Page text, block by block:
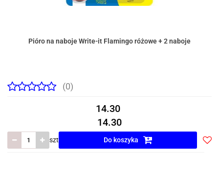
Pióro na naboje Write-it Flamingo różowe + 2 naboje
(0)
14.30
14.30
szt Do koszyka